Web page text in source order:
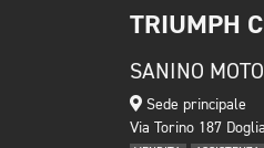
TRIUMPH
SANINO
Sede principale
Via Torino 187